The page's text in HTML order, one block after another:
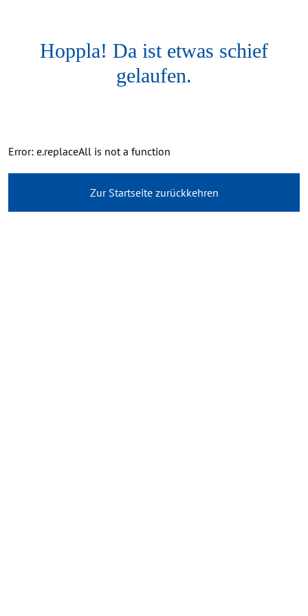
Hoppla! Da ist etwas schief
gelaufen.
Error: e.replaceAll is not a function
Zur Startseite zurückkehren